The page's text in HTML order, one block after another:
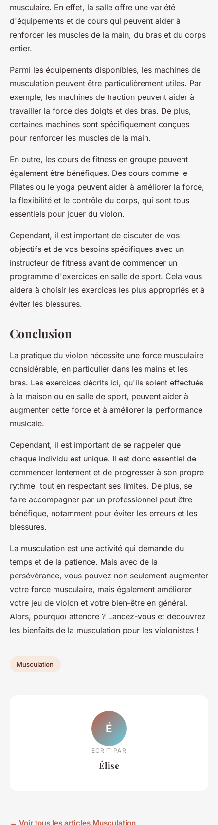
musculaire. En effet, la salle offre une variété
d'équipements et de cours qui peuvent aider à
renforcer les muscles de la main, du bras et du corps
entier.
Parmi les équipements disponibles, les machines de
musculation peuvent être particulièrement utiles. Par
exemple, les machines de traction peuvent aider à
travailler la force des doigts et des bras. De plus,
certaines machines sont spécifiquement conçues
pour renforcer les muscles de la main.
En outre, les cours de fitness en groupe peuvent
également être bénéfiques. Des cours comme le
Pilates ou le yoga peuvent aider à améliorer la force,
la flexibilité et le contrôle du corps, qui sont tous
essentiels pour jouer du violon.
Cependant, il est important de discuter de vos
objectifs et de vos besoins spécifiques avec un
instructeur de fitness avant de commencer un
programme d'exercices en salle de sport. Cela vous
aidera à choisir les exercices les plus appropriés et à
éviter les blessures.
Conclusion
La pratique du violon nécessite une force musculaire
considérable, en particulier dans les mains et les
bras. Les exercices décrits ici, qu'ils soient effectués
à la maison ou en salle de sport, peuvent aider à
augmenter cette force et à améliorer la performance
musicale.
Cependant, il est important de se rappeler que
chaque individu est unique. Il est donc essentiel de
commencer lentement et de progresser à son propre
rythme, tout en respectant ses limites. De plus, se
faire accompagner par un professionnel peut être
bénéfique, notamment pour éviter les erreurs et les
blessures.
La musculation est une activité qui demande du
temps et de la patience. Mais avec de la
persévérance, vous pouvez non seulement augmenter
votre force musculaire, mais également améliorer
votre jeu de violon et votre bien-être en général.
Alors, pourquoi attendre ? Lancez-vous et découvrez
les bienfaits de la musculation pour les violonistes !
Musculation
É
ECRIT PAR
Élise
← Voir tous les articles Musculation